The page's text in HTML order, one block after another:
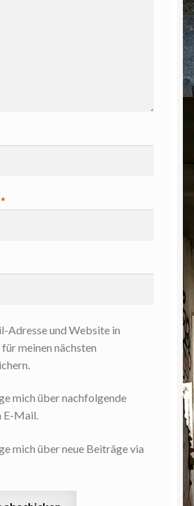
*
Adresse und Website in
meinen nächsten
mich über nachfolgende
E-Mail.
mich über neue Beiträge via